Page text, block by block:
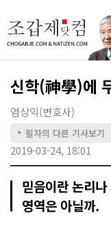
신학(神學)에
엄상익(변호사)
▶ 필자의 다른 기사보기
2019-03-24, 18:01
믿음이란 논리
영역은 아닐까.